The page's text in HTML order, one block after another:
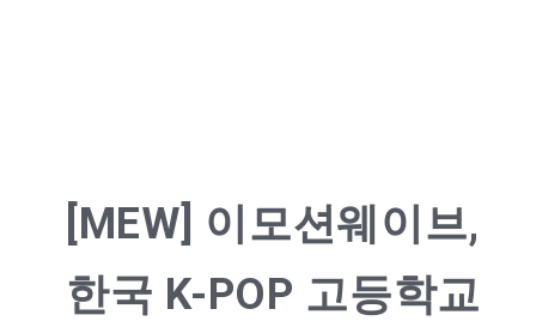
[MEW] 이모션웨이브,
한국 K-POP 고등학교